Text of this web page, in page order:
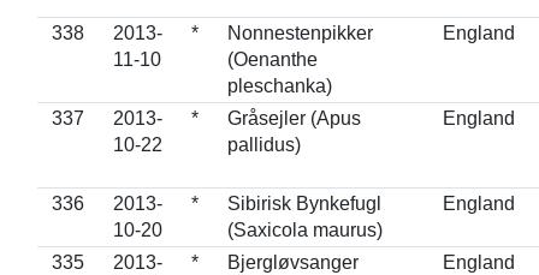
338
2013-
11-10
*
Nonnestenpikker
(Oenanthe
pleschanka)
England
337
2013-
10-22
*
Gråsejler (Apus
pallidus)
England
336
2013-
10-20
*
Sibirisk Bynkefugl
(Saxicola maurus)
England
335
2013-
*
Bjergløvsanger
England